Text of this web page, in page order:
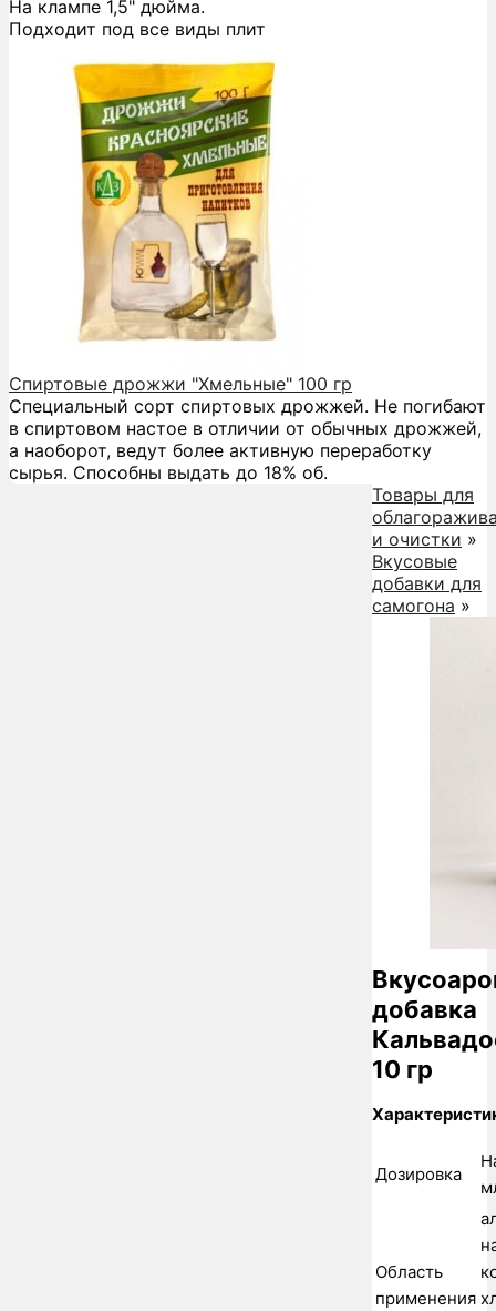
На клампе 1,5" дюйма.
Подходит под все виды плит
Спиртовые дрожжи "Хмельные" 100 гр
Специальный сорт спиртовых дрожжей. Не погибают
в спиртовом настое в отличии от обычных дрожжей,
а наоборот, ведут более активную переработку
сырья. Способны выдать до 18% об.
Товары для
и очистки »
Вкусовые
добавки для
самогона »
добавка
10 гр
Дозировка
Область
применения